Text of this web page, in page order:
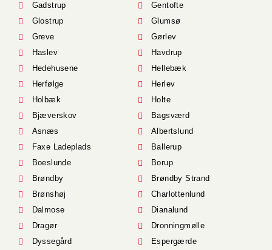
Gadstrup
Gentofte
Glostrup
Glumsø
Greve
Gørlev
Haslev
Havdrup
Hedehusene
Hellebæk
Herfølge
Herlev
Holbæk
Holte
Bjæverskov
Bagsværd
Asnæs
Albertslund
Faxe Ladeplads
Ballerup
Boeslunde
Borup
Brøndby
Brøndby Strand
Brønshøj
Charlottenlund
Dalmose
Dianalund
Dragør
Dronningmølle
Dyssegård
Espergærde